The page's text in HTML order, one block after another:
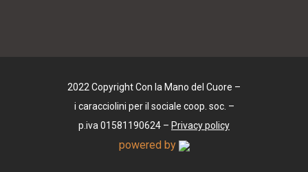
2022 Copyright Con la Mano del Cuore –
i caracciolini per il sociale coop. soc. –
p.iva 01581190624 – Privacy policy
powered by